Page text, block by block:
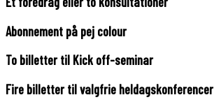
Abonnement på pej colour
To billetter til Kick off-seminar
Fire billetter til valgfrie heldagskonferencer